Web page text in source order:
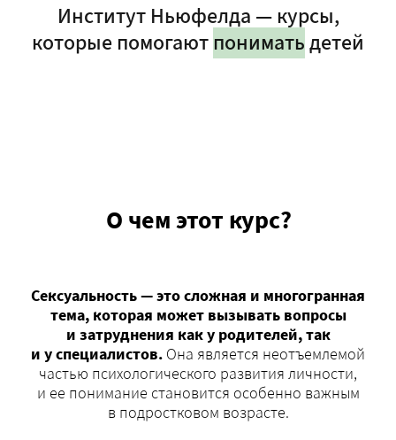
Институт Ньюфелда — курсы,
которые помогаютпониматьдетей
О чем этот курс?
Сексуальность — это сложная и многогранная
тема, которая может вызывать вопросы
и затруднения как у родителей, так
и у специалистов. Она является неотъемлемой
частью психологического развития личности,
и ее понимание становится особенно важным
в подростковом возрасте.